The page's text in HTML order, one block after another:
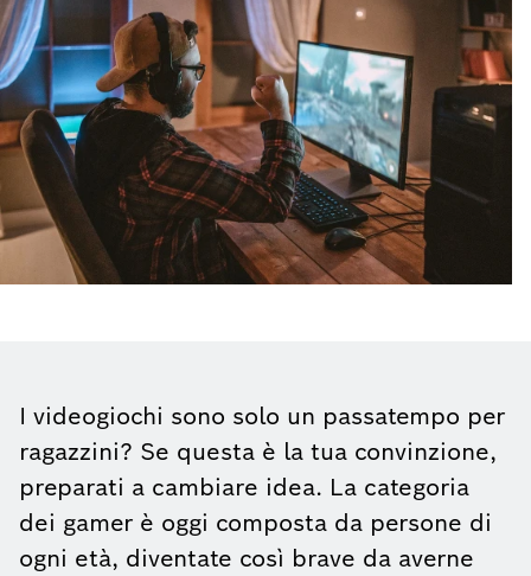
I videogiochi sono solo un passatempo per
ragazzini? Se questa è la tua convinzione,
preparati a cambiare idea. La categoria
dei gamer è oggi composta da persone di
ogni età, diventate così brave da averne